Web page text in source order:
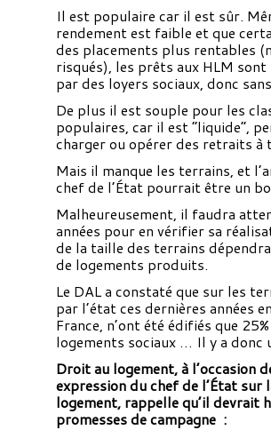
Il est populaire car il est sûr.
rendement est faible et que
des placements plus rentables
risqués), les prêts aux HLM
par des loyers sociaux, donc
De plus il est souple pour les
populaires, car il est “liquide”,
charger ou opérer des retraits à
Mais il manque les terrains, et
chef de l’État pourrait être un
Malheureusement, il faudra
années pour en vérifier sa
de la taille des terrains
de logements produits.
Le DAL a constaté que sur les
par l’état ces dernières années
France, n’ont été édifiés que
logements sociaux … Il y a donc
Droit au logement, à l’occasion
expression du chef de l’État sur
logement, rappelle qu’il devrait
promesses de campagne :